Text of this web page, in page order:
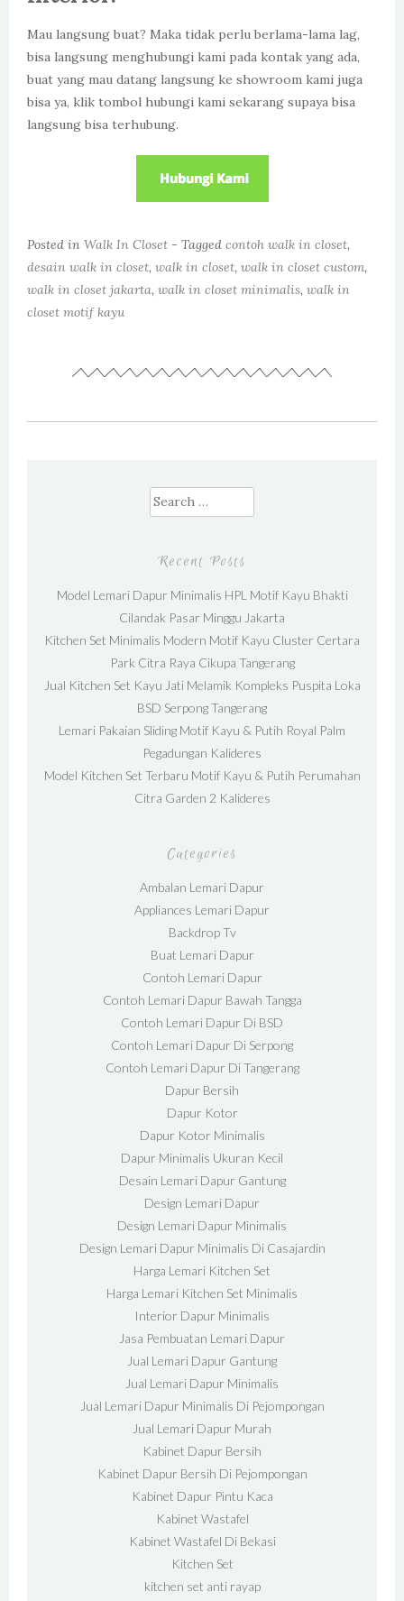
Mau langsung buat? Maka tidak perlu berlama-lama lag,
bisa langsung menghubungi kami pada kontak yang ada,
buat yang mau datang langsung ke showroom kami juga
bisa ya, klik tombol hubungi kami sekarang supaya bisa
langsung bisa terhubung.
Posted in Walk In Closet - Tagged contoh walk in closet,
desain walk in closet, walk in closet, walk in closet custom,
walk in closet jakarta, walk in closet minimalis, walk in
closet motif kayu
Search for:
Recent Posts
Model Lemari Dapur Minimalis HPL Motif Kayu Bhakti
Cilandak Pasar Minggu Jakarta
Kitchen Set Minimalis Modern Motif Kayu Cluster Certara
Park Citra Raya Cikupa Tangerang
Jual Kitchen Set Kayu Jati Melamik Kompleks Puspita Loka
BSD Serpong Tangerang
Lemari Pakaian Sliding Motif Kayu & Putih Royal Palm
Pegadungan Kalideres
Model Kitchen Set Terbaru Motif Kayu & Putih Perumahan
Citra Garden 2 Kalideres
Categories
Ambalan Lemari Dapur
Appliances Lemari Dapur
Backdrop Tv
Buat Lemari Dapur
Contoh Lemari Dapur
Contoh Lemari Dapur Bawah Tangga
Contoh Lemari Dapur Di BSD
Contoh Lemari Dapur Di Serpong
Contoh Lemari Dapur Di Tangerang
Dapur Bersih
Dapur Kotor
Dapur Kotor Minimalis
Dapur Minimalis Ukuran Kecil
Desain Lemari Dapur Gantung
Design Lemari Dapur
Design Lemari Dapur Minimalis
Design Lemari Dapur Minimalis Di Casajardin
Harga Lemari Kitchen Set
Harga Lemari Kitchen Set Minimalis
Interior Dapur Minimalis
Jasa Pembuatan Lemari Dapur
Jual Lemari Dapur Gantung
Jual Lemari Dapur Minimalis
Jual Lemari Dapur Minimalis Di Pejompongan
Jual Lemari Dapur Murah
Kabinet Dapur Bersih
Kabinet Dapur Bersih Di Pejompongan
Kabinet Dapur Pintu Kaca
Kabinet Wastafel
Kabinet Wastafel Di Bekasi
Kitchen Set
kitchen set anti rayap